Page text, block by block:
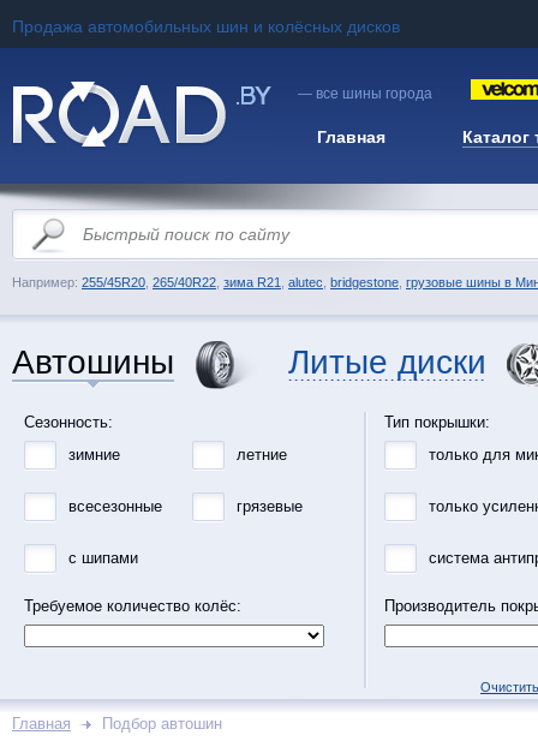
Продажа автомобильных шин и колёсных дисков
— все шины города
Главная Каталог
Например: 255/45R20 265/40R22 зима R21 alutec bridgestone грузовые шины в
Автошины Литые диски
Сезонность:
зимние
летние
всесезонные грязевые
с шипами
Требуемое количество колёс:
Тип покрышки:
только для
только
система
Производитель
Главная Подбор автошин